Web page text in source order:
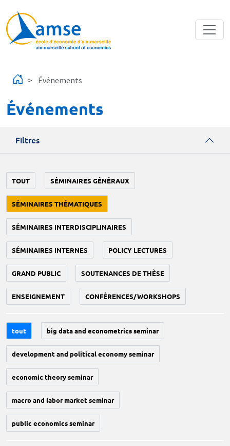
Événements
Événements
Filtres
TOUT SÉMINAIRES GÉNÉRAUX
SÉMINAIRES THÉMATIQUES
SÉMINAIRES INTERDISCIPLINAIRES
SÉMINAIRES INTERNES POLICY LECTURES
GRAND PUBLIC SOUTENANCES DE THÈSE
ENSEIGNEMENT CONFÉRENCES/WORKSHOPS
tout big data and econometrics seminar
development and political economy seminar
economic theory seminar
macro and labor market seminar
public economics seminar